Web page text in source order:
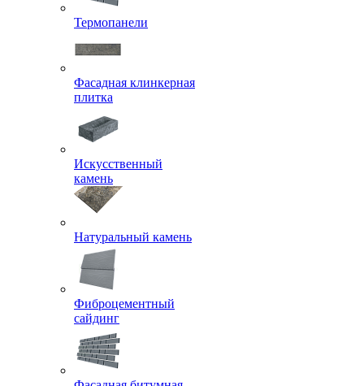
Термопанели
Фасадная клинкерная
плитка
Искусственный
камень
Натуральный камень
Фиброцементный
сайдинг